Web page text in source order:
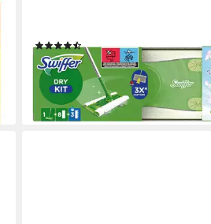
(5)
ab 17,89 €
lieferbar - in 2-3 Werktagen bei dir